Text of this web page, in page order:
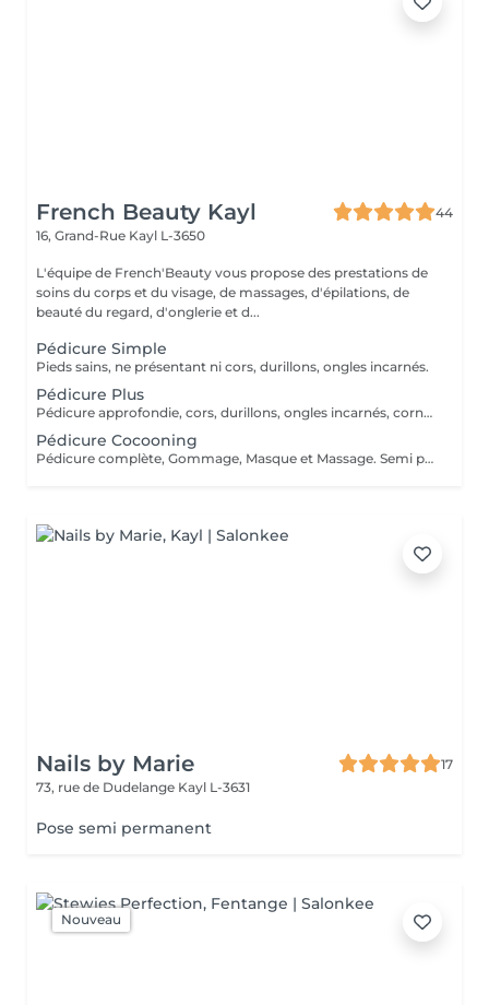
French Beauty Kayl
44
16, Grand-Rue Kayl L-3650
L'équipe de French'Beauty vous propose des prestations de
soins du corps et du visage, de massages, d'épilations, de
beauté du regard, d'onglerie et d...
Pédicure Simple
Pieds sains, ne présentant ni cors, durillons, ongles incarnés.
Pédicure Plus
Pédicure approfondie, cors, durillons, ongles incarnés, corne. (Bistouris) Pas de traitement mycose ou verrues.
Pédicure Cocooning
Pédicure complète, Gommage, Masque et Massage. Semi permanent possible selon votre choix.
Nails by Marie
17
73, rue de Dudelange Kayl L-3631
Pose semi permanent
Nouveau